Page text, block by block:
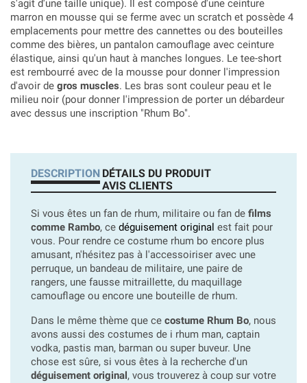
s'agit d'une taille unique). Il est composé d'une ceinture
marron en mousse qui se ferme avec un scratch et possède 4
emplacements pour mettre des cannettes ou des bouteilles
comme des bières, un pantalon camouflage avec ceinture
élastique, ainsi qu'un haut à manches longues. Le tee-short
est rembourré avec de la mousse pour donner l'impression
d'avoir de gros muscles. Les bras sont couleur peau et le
milieu noir (pour donner l'impression de porter un débardeur
avec dessus une inscription "Rhum Bo".
DESCRIPTION DÉTAILS DU PRODUIT
AVIS CLIENTS
Si vous êtes un fan de rhum, militaire ou fan de films
comme Rambo, ce déguisement original est fait pour
vous. Pour rendre ce costume rhum bo encore plus
amusant, n'hésitez pas à l'accessoiriser avec une
perruque, un bandeau de militaire, une paire de
rangers, une fausse mitraillette, du maquillage
camouflage ou encore une bouteille de rhum.
Dans le même thème que ce costume Rhum Bo, nous
avons aussi des costumes de i rhum man, captain
vodka, pastis man, barman ou super buveur. Une
chose est sûre, si vous êtes à la recherche d'un
déguisement original , vous trouverez à coup sur votre